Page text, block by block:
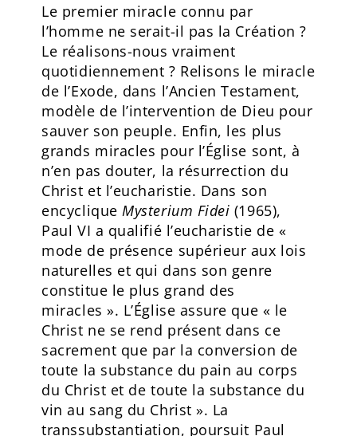
Le premier miracle connu par
l’homme ne serait-il pas la Création ?
Le réalisons-nous vraiment
quotidiennement ? Relisons le miracle
de l’Exode, dans l’Ancien Testament,
modèle de l’intervention de Dieu pour
sauver son peuple. Enfin, les plus
grands miracles pour l’Église sont, à
n’en pas douter, la résurrection du
Christ et l’eucharistie. Dans son
encyclique Mysterium Fidei (1965),
Paul VI a qualifié l’eucharistie de «
mode de présence supérieur aux lois
naturelles et qui dans son genre
constitue le plus grand des
miracles ». L’Église assure que « le
Christ ne se rend présent dans ce
sacrement que par la conversion de
toute la substance du pain au corps
du Christ et de toute la substance du
vin au sang du Christ ». La
transsubstantiation, poursuit Paul